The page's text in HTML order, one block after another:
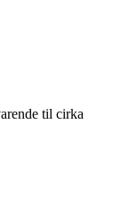
til cirka